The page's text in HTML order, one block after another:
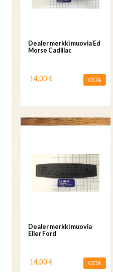
Dealer merkki muovia Ed
Morse Cadillac
14,00 € OSTA
Dealer merkki muovia
Eller Ford
14,00 € OSTA